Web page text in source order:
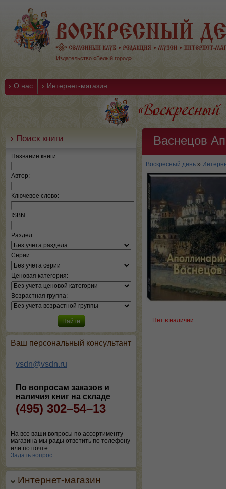
Издательство «Белый город»
О нас Интернет-магазин
Поиск книги
Название книги:
Автор:
Ключевое слово:
ISBN:
Раздел:
Серии:
Ценовая категория:
Возрастная группа:
Ваш персональный консультант
vsdn@vsdn.ru
По вопросам заказов и
наличия книг на складе
(495) 302–54–13
На все ваши вопросы по ассортименту
магазина мы рады ответить по телефону
или по почте.
Задать вопрос
Интернет-магазин
Васнецов
Воскресный день »
Нет в наличии